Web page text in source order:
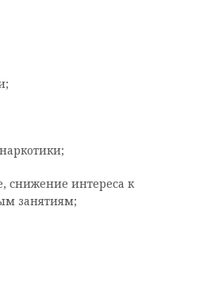
снижение интереса к
занятиям;